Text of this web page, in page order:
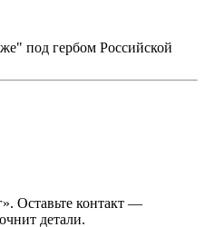
под гербом Российской
Оставьте контакт —
детали.